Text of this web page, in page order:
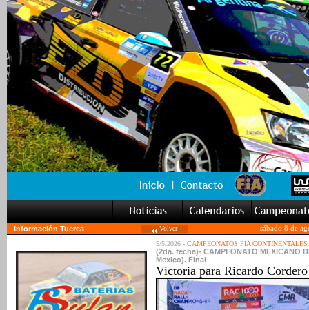
Información Tuerca Volver
sábado 8 de
5/5/2026 - CAMPEONATOS FIA CONTINENTALES
(2da. fecha)- CAMPEONATO MEXICANO
Mexico). Final
Victoria para Ricardo